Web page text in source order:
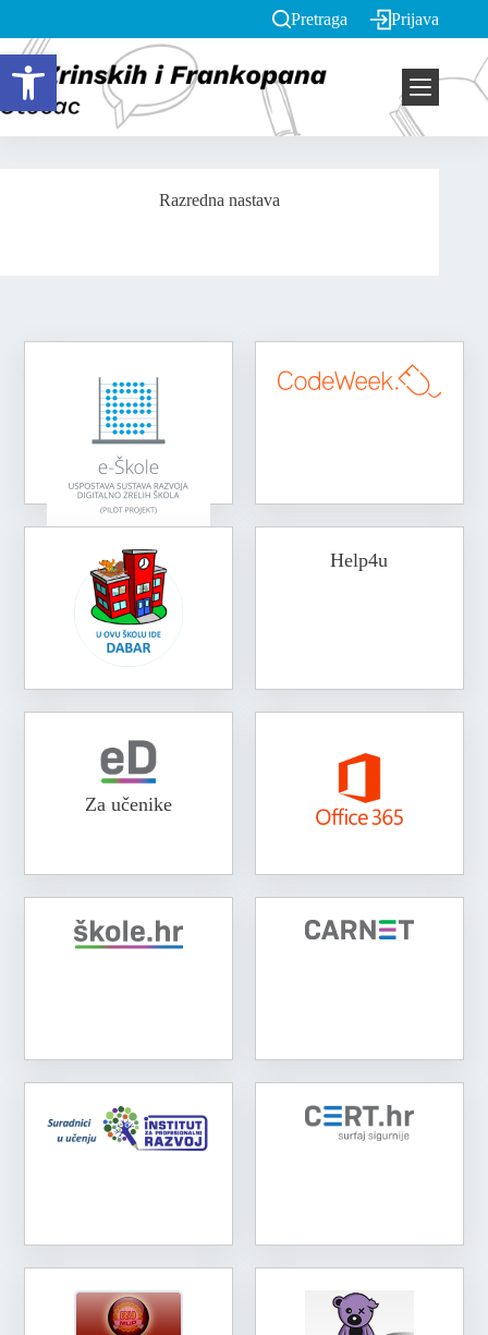
Open toolbar
Pretraga Prijava
Razredna nastava
Help4u
Za učenike